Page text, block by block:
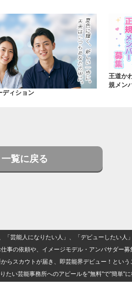
ディション
王道か
規メン
一覧に戻る
芸能人になりたい人」、「デビューしたい人
事の依頼や、イメージモデル・アンバサダー募
らスカウトが届き、即芸能界デビュー！という
い芸能事務所へのアピールを"無料"で"簡単"に